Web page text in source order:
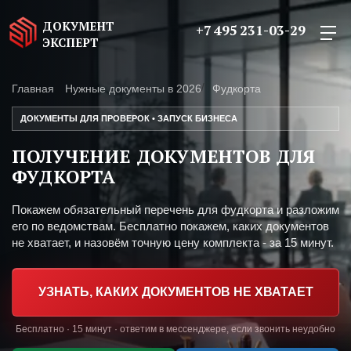
ДОКУМЕНТ
ЭКСПЕРТ
+7 495 231-03-29
Главная Нужные документы в 2026 Фудкорта
ДОКУМЕНТЫ ДЛЯ ПРОВЕРОК • ЗАПУСК БИЗНЕСА
ПОЛУЧЕНИЕ ДОКУМЕНТОВ ДЛЯ
ФУДКОРТА
Покажем обязательный перечень для фудкорта и разложим
его по ведомствам. Бесплатно покажем, каких документов
не хватает, и назовём точную цену комплекта - за 15 минут.
УЗНАТЬ, КАКИХ ДОКУМЕНТОВ НЕ ХВАТАЕТ
Бесплатно · 15 минут · ответим в мессенджере, если звонить неудобно